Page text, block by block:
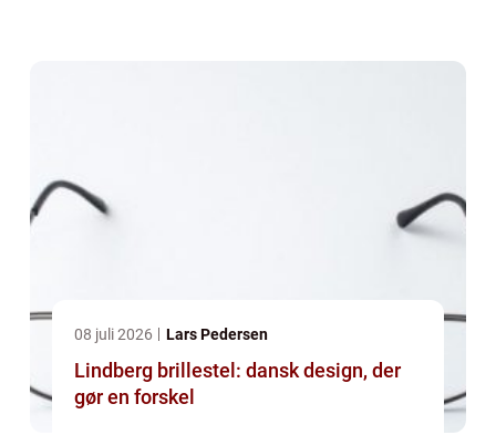
08 juli 2026 Lars Pedersen
Lindberg brillestel: dansk design, der
gør en forskel